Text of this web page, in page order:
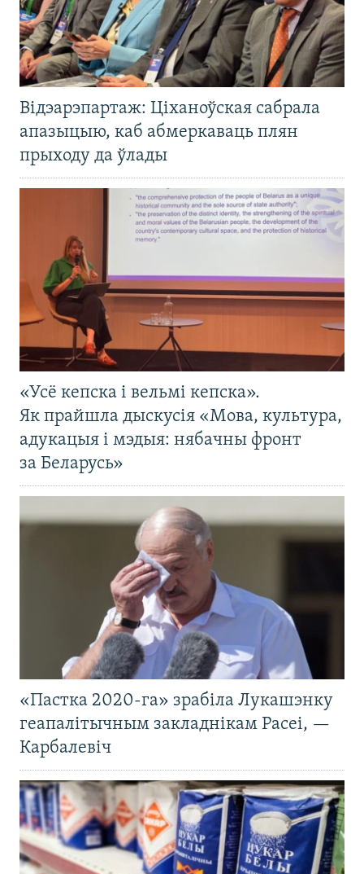
Відэарэпартаж: Ціханоўская сабрала
апазыцыю, каб абмеркаваць плян
прыходу да ўлады
«Усё кепска і вельмі кепска».
Як прайшла дыскусія «Мова, культура,
адукацыя і мэдыя: нябачны фронт
за Беларусь»
«Пастка 2020-га» зрабіла Лукашэнку
геапалітычным закладнікам Расеі, —
Карбалевіч